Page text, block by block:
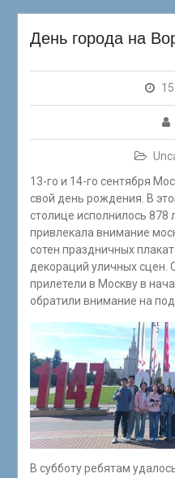
День города на
13-го и 14-го сентября
свой день рождения. В
столице исполнилось 878
привлекала внимание
сотен праздничных
декораций уличных сцен.
прилетели в Москву в
обратили внимание на
В субботу ребятам